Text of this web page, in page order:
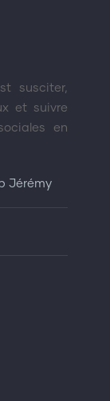
susciter,
et suivre
en
Jérémy